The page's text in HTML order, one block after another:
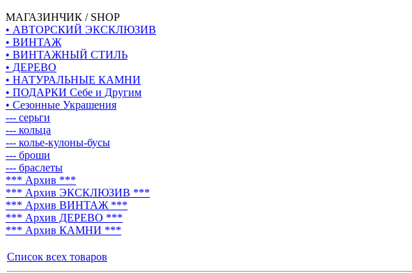
МАГАЗИНЧИК / SHOP
• АВТОРСКИЙ ЭКСКЛЮЗИВ
• ВИНТАЖ
• ВИНТАЖНЫЙ СТИЛЬ
• ДЕРЕВО
• НАТУРАЛЬНЫЕ КАМНИ
• ПОДАРКИ Себе и Другим
• Сезонные Украшения
--- серьги
--- кольца
--- колье-кулоны-бусы
--- броши
--- браслеты
*** Архив ***
*** Архив ЭКСКЛЮЗИВ ***
*** Архив ВИНТАЖ ***
*** Архив ДЕРЕВО ***
*** Архив КАМНИ ***
Список всех товаров